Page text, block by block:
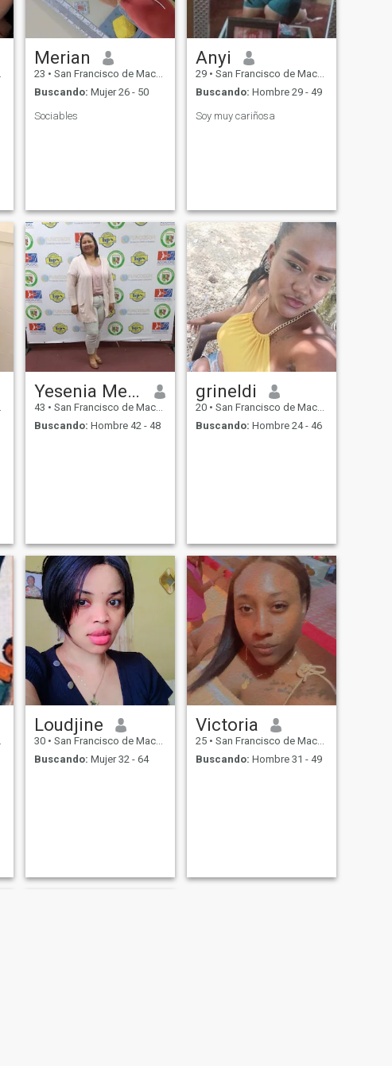
Merian
23 • San Francisco de Macorís, Duarte, Rep. Dominicana
Buscando: Mujer 26 - 50
Sociables
Anyi
29 • San Francisco de Macorís, Duarte, Rep. Dominicana
Buscando: Hombre 29 - 49
Soy muy cariñosa
Yesenia Mercedes Abreu Alvarad
43 • San Francisco de Macorís, Duarte, Rep. Dominicana
Buscando: Hombre 42 - 48
grineldi
20 • San Francisco de Macorís, Duarte, Rep. Dominicana
Buscando: Hombre 24 - 46
Loudjine
30 • San Francisco de Macorís, Duarte, Rep. Dominicana
Buscando: Mujer 32 - 64
Victoria
25 • San Francisco de Macorís, Duarte, Rep. Dominicana
Buscando: Hombre 31 - 49